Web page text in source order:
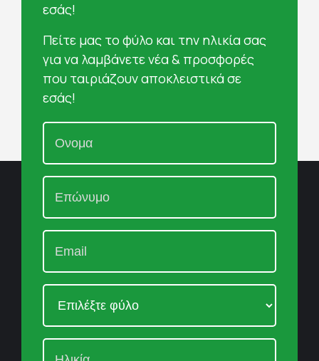
εσάς!
Πείτε μας το φύλο και την ηλικία σας
για να λαμβάνετε νέα & προσφορές
που ταιριάζουν αποκλειστικά σε
εσάς!